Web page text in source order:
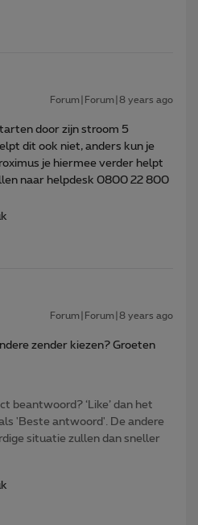
Forum|Forum|8 years ago
door zijn stroom 5
dit ook niet, anders kun je
je hiermee verder helpt
naar helpdesk 0800 22 800
Forum|Forum|8 years ago
zender kiezen? Groeten
beantwoord? ‘Like’ dan het
'Beste antwoord'. De andere
situatie zullen dan sneller